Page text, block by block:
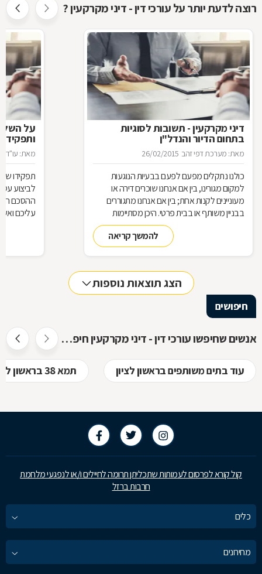
רוצה לדעת יותר על עורכי דין - דיני מקרקעין ?
דיני מקרקעין - תשובות לסוגיות
בתחום הדיור והנדל"ן
מאת: מערכת דפי זהב 26/02/2015
כולנו נתקלים מפעם לפעם בבעיות הנוגעות
למקום מגורינו, בין אם אנחנו שוכרים דירה או
מעוניינים לקנות אחת; בין אם אנחנו מתגוררים
בבניין משותף או בבית פרטי. היכן מסתיימות
זכויותינו ביחס לשכנינו? מה אומר החוק בקשר
לחריגות בנייה? האם בניית ממ"ד מחייבת את כל
הדיירים וכו'. כדי לקבל מושג בנוגע למעמדנו
המקרקעין, ריכזנו שאלות שנשאלו בפורום
מקרקעין, ואשר נענו ע"י עו"ד אילן קרייטר
להמשך קריאה
מאת: עו"ד
תפקידו
ההסכם
עליכם
הצג תוצאות נוספות
חיפושים
אנשים שחיפשו עורכי דין - דיני מקרקעין חיפשו גם
עוד בתים משותפים בראשון לציון תמא 38 בראשון לציון
קול קורא לפרסום לעמותות שתכליתן תרומה לחיילים ו/או לנפגעי מלחמת
חרבות ברזל
כלים
מחירונים